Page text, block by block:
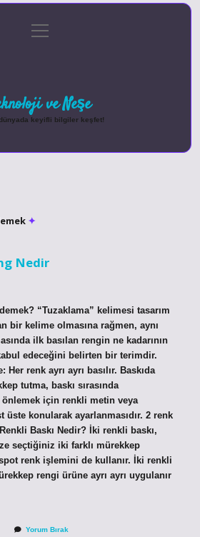
Gizlilik Politikası
menüyü
aç
ve Neşe
keyifli bilgiler keşfet!
Nedir
“Tuzaklama” kelimesi tasarım
bir kelime olmasına rağmen, aynı
ilk basılan rengin ne kadarının
edeceğini belirten bir terimdir.
renk ayrı ayrı basılır. Baskıda
tutma, baskı sırasında
önlemek için renkli metin veya
konularak ayarlanmasıdır. 2 renk
Baskı Nedir? İki renkli baskı,
seçtiğiniz iki farklı mürekkep
renk işlemini de kullanır. İki renkli
rengi ürüne ayrı ayrı uygulanır
Yorum Bırak